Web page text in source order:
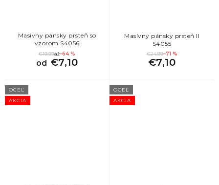
Masívny pánsky prsteň so
vzorom S4056
€19,99až–64 %
od €7,10
Masívny pánsky prsteň II
S4055
€24,99–71 %
€7,10
AKCIA
OCEĽ
AKCIA
OCEĽ